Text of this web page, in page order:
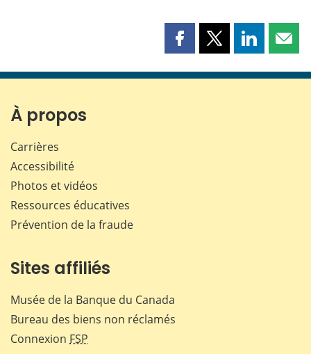
Partager
page
Partager
page
Partager
page page
À propos
Carrières
Accessibilité
Photos et vidéos
Ressources éducatives
Prévention de la fraude
Sites affiliés
Musée de la Banque du Canada
Bureau des biens non réclamés
Connexion FSP